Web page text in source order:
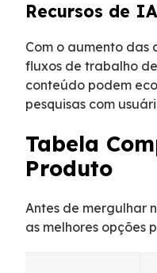
Recursos de
Com o aumento
fluxos de trabalho
conteúdo podem
pesquisas com
Tabela
Produto
Antes de mergulhar
as melhores opções